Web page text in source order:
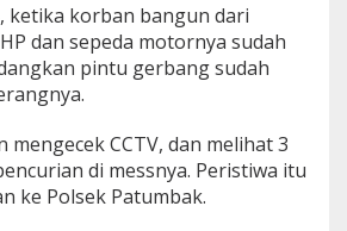
ketika korban bangun dari
dan sepeda motornya sudah
pintu gerbang sudah
mengecek CCTV, dan melihat 3
di messnya. Peristiwa itu
ke Polsek Patumbak.